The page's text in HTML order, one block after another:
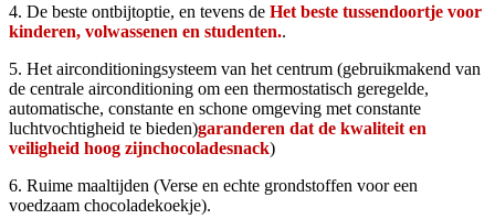
4. De beste ontbijtoptie, en tevens de Het beste tussendoortje voor
kinderen, volwassenen en studenten..
5. Het airconditioningsysteem van het centrum (gebruikmakend van
de centrale airconditioning om een ​​thermostatisch geregelde,
automatische, constante en schone omgeving met constante
luchtvochtigheid te bieden)garanderen dat de kwaliteit en
veiligheid hoog zijnchocoladesnack)
6. Ruime maaltijden (Verse en echte grondstoffen voor een
voedzaam chocoladekoekje).